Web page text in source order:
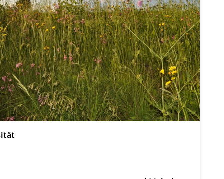
Betriebe, Alarmierung, Sirenentest